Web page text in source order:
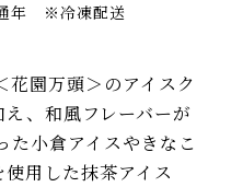
年 ※冷凍配送
花園万頭＞のアイスク
、和風フレーバーが
た小倉アイスやきなこ
用した抹茶アイス